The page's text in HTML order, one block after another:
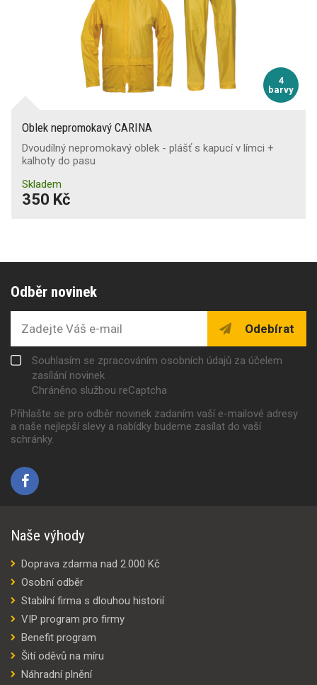
4
barvy
Oblek nepromokavý CARINA
Dvoudílný nepromokavý oblek - plášť s kapucí v límci +
kalhoty do pasu
Skladem
350 Kč
Odběr novinek
Odebírat
Souhlasím se zpracováním osobních údajů za účelem
zasílání novinek
Chráněno službou reCaptcha
Přihlašte se pro odběr novinek zadaním vaší e-mailové adresy
a naše nejlepší slevy a nabídky budeme zasílat do vaší
schránky.
Naše výhody
Doprava zdarma nad 2.000 Kč
Osobní odběr
Stabilní firma s dlouhou historií
VIP program pro firmy
Benefit program
Šití oděvů na míru
Náhradní plnění